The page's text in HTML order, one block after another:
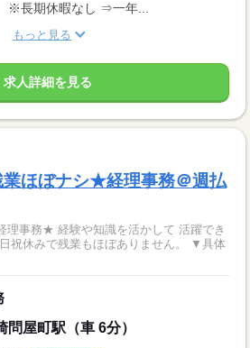
※長期休暇なし ⇒一年...
もっと見る
求人詳細を見る
業ほぼナシ★経理事務＠週払
理事務★ 経験や知識を活かして 活躍でき
休みで残業もほぼありません。 ▼具体
屋町駅（車 6分）